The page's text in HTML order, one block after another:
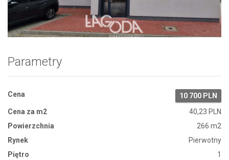
Zdjęcie 1
Parametry
Cena
10 700 PLN
Cena za m2
40,23 PLN
Powierzchnia
266 m2
Rynek
Pierwotny
Piętro
1